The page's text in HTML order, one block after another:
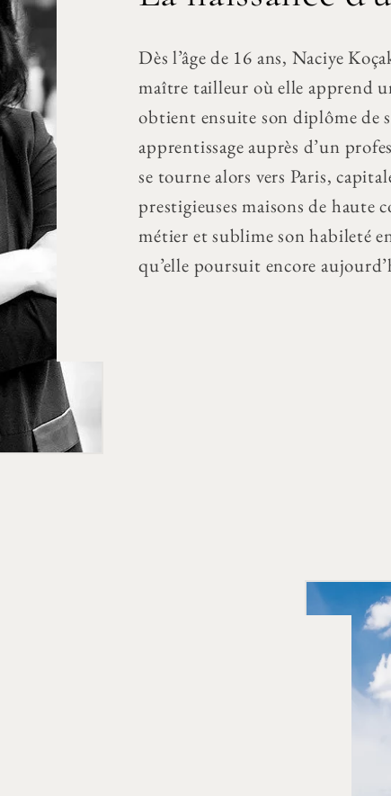
Dès l’âge de 16 ans, Naciye
maître tailleur où elle apprend
obtient ensuite son diplôme de
apprentissage auprès d’un
se tourne alors vers Paris,
prestigieuses maisons de haute
métier et sublime son habileté
qu’elle poursuit encore